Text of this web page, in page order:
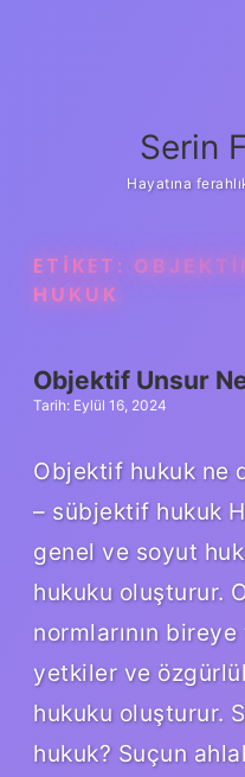
Serin
Hayatına
ETIKET:
HUKUK
Objektif Unsur
Tarih: Eylül 16, 2024
Objektif hukuk ne
– sübjektif hukuk
genel ve soyut
hukuku oluşturur.
normlarının bireye
yetkiler ve
hukuku oluşturur.
hukuk? Suçun